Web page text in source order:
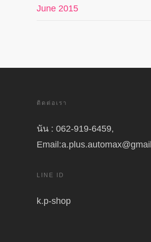
June 2015
ติดต่อเรา
นัน : 062-919-6459,
LINE ID
k.p-shop